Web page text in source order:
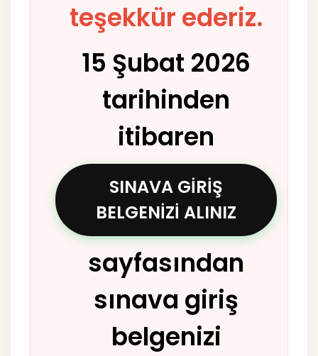
teşekkür ederiz.
15 Şubat 2026
tarihinden
itibaren
SINAVA GİRİŞ
BELGENİZİ ALINIZ
sayfasından
sınava giriş
belgenizi